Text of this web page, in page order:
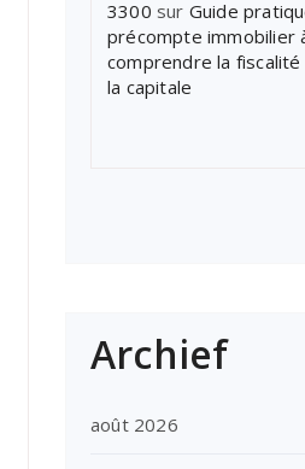
3300 sur Guide
précompte immobilier
comprendre la
la capitale
Archief
août 2026